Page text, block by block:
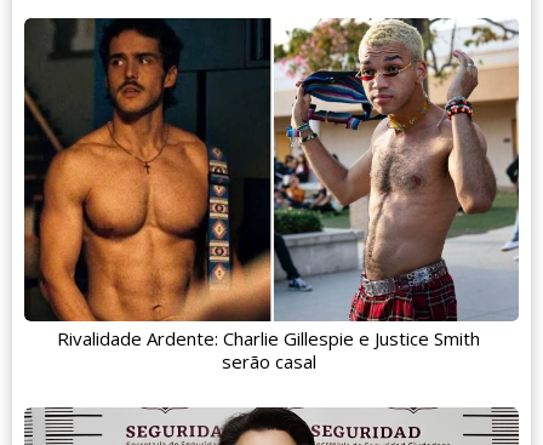
Rivalidade Ardente: Charlie Gillespie e Justice Smith
serão casal